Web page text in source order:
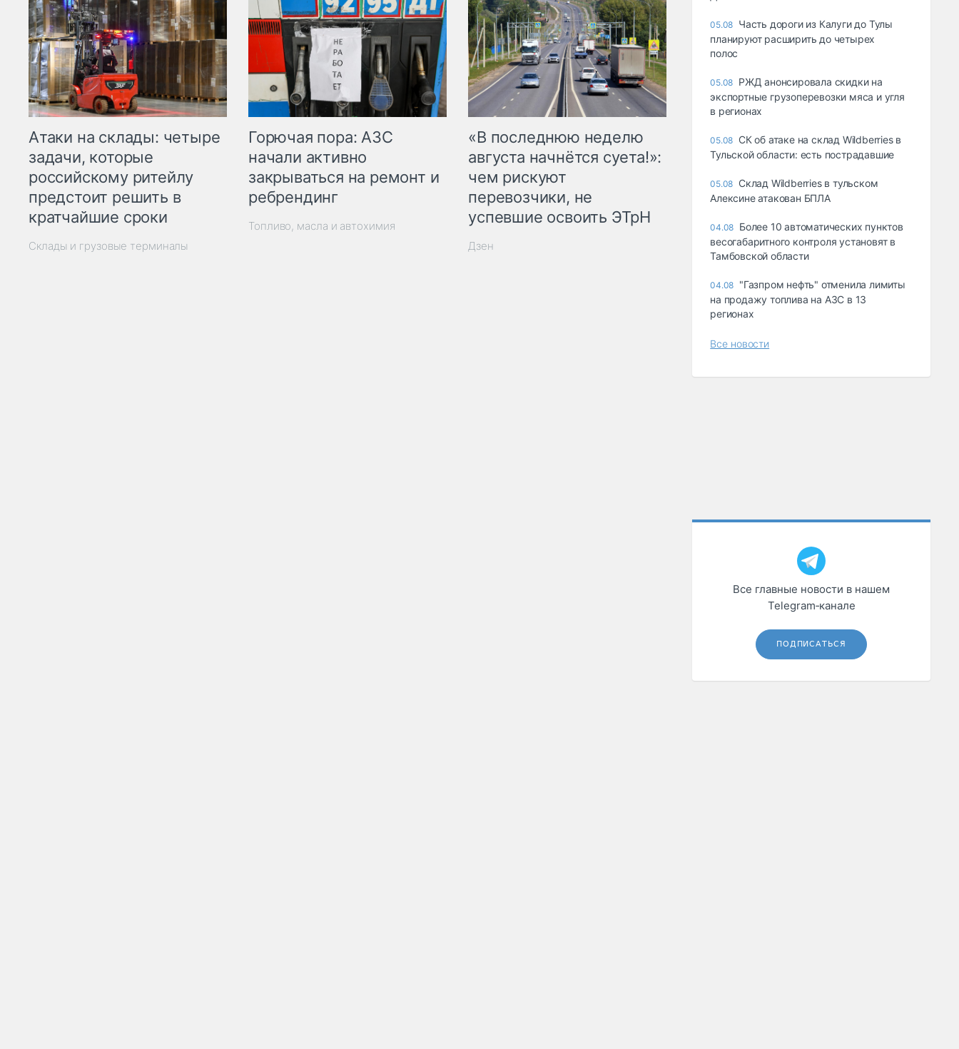
Атаки на склады: четыре
задачи, которые
российскому ритейлу
предстоит решить в
кратчайшие сроки
Склады и грузовые терминалы
Горючая пора: АЗС
начали активно
закрываться на ремонт и
ребрендинг
Топливо, масла и автохимия
«В последнюю неделю
августа начнётся суета!»:
чем рискуют
перевозчики, не
успевшие освоить ЭТрН
Дзен
05.08 Часть дороги из Калуги до Тулы
планируют расширить до четырех
полос
05.08 РЖД анонсировала скидки на
экспортные грузоперевозки мяса и угля
в регионах
05.08 СК об атаке на склад Wildberries в
Тульской области: есть пострадавшие
05.08 Склад Wildberries в тульском
Алексине атакован БПЛА
04.08 Более 10 автоматических пунктов
весогабаритного контроля установят в
Тамбовской области
04.08 "Газпром нефть" отменила лимиты
на продажу топлива на АЗС в 13
регионах
Все новости
Все главные новости в нашем
Telegram‑канале
ПОДПИСАТЬСЯ